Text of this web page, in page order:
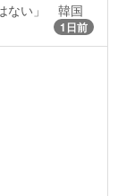
ない」 韓国
1日前